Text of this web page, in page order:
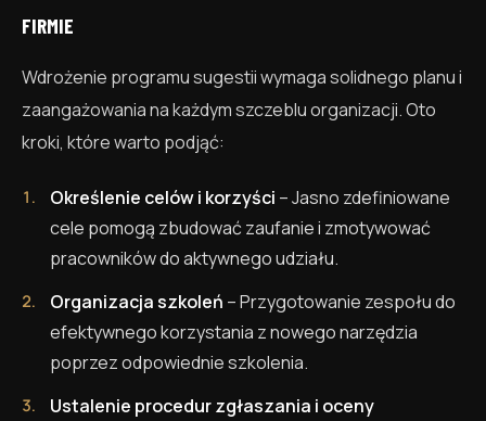
FIRMIE
Wdrożenie programu sugestii wymaga solidnego planu i
zaangażowania na każdym szczeblu organizacji. Oto
kroki, które warto podjąć:
Określenie celów i korzyści – Jasno zdefiniowane
cele pomogą zbudować zaufanie i zmotywować
pracowników do aktywnego udziału.
Organizacja szkoleń – Przygotowanie zespołu do
efektywnego korzystania z nowego narzędzia
poprzez odpowiednie szkolenia.
Ustalenie procedur zgłaszania i oceny